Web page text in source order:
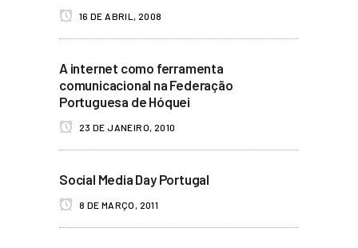
16 DE ABRIL, 2008
A internet como ferramenta
comunicacional na Federação
Portuguesa de Hóquei
23 DE JANEIRO, 2010
Social Media Day Portugal
8 DE MARÇO, 2011